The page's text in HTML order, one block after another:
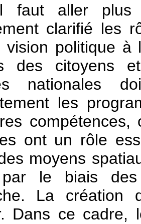
faut aller
clarifié les
vision politique à
des citoyens
nationales
les
ont un rôle
moyens
par le biais
La création
Dans ce cadre,